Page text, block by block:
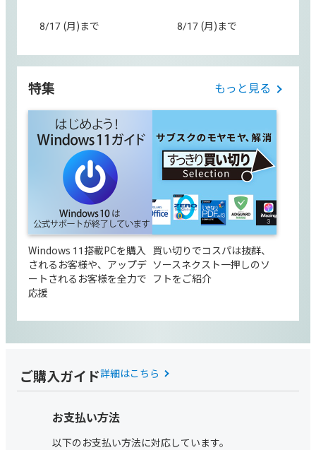
8/17 (月)まで 8/17 (月)まで
特集 もっと見る
Windows 11搭載PCを購入
されるお客様や、アップデ
ートされるお客様を全力で
応援
買い切りでコスパは抜群、
ソースネクスト一押しのソ
フトをご紹介
ご購入ガイド詳細はこちら
お支払い方法
以下のお支払い方法に対応しています。